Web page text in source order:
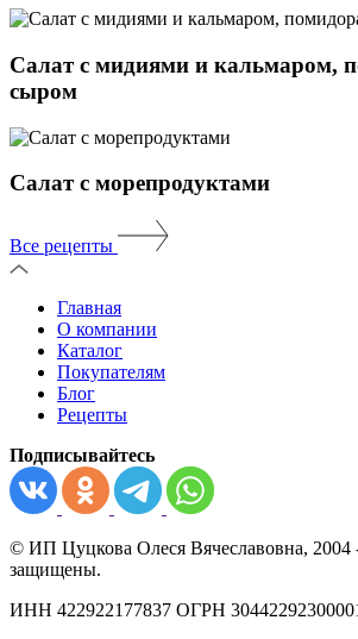
Салат с мидиями и кальмаром,
сыром
Салат с морепродуктами
Все рецепты
Главная
О компании
Каталог
Покупателям
Блог
Рецепты
Подписывайтесь
© ИП Цуцкова Олеся Вячеславовна, 2004
защищены.
ИНН 422922177837 ОГРН